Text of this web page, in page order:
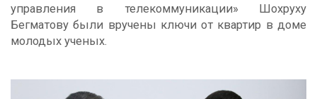
управления в телекоммуникации» Шоxруxу
Бегматову были вручены ключи от квартир в доме
молодых ученых.